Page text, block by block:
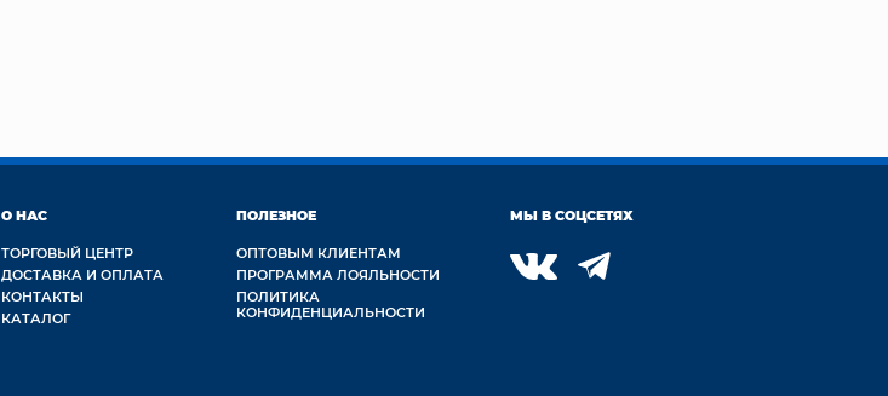
О НАС
ТОРГОВЫЙ ЦЕНТР
ДОСТАВКА И ОПЛАТА
КОНТАКТЫ
КАТАЛОГ
ПОЛЕЗНОЕ
ОПТОВЫМ КЛИЕНТАМ
ПРОГРАММА ЛОЯЛЬНОСТИ
ПОЛИТИКА
КОНФИДЕНЦИАЛЬНОСТИ
МЫ В СОЦСЕТЯХ